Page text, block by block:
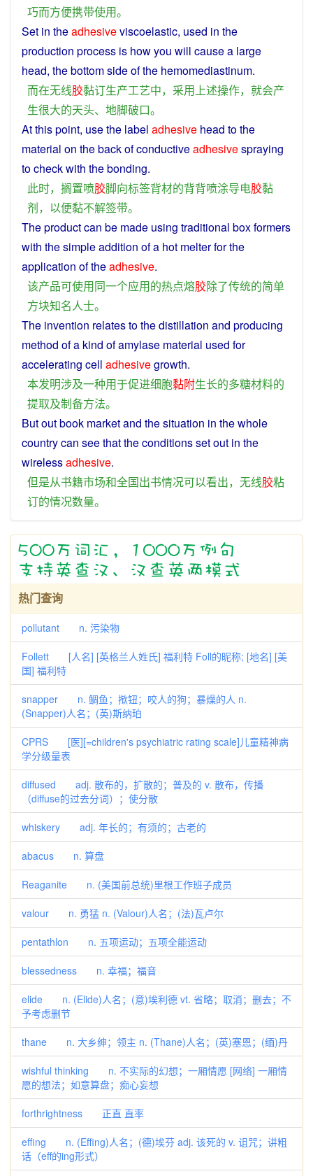
巧而方便携带使用。
Set in theadhesiveviscoelastic, used in the
production process is how you will cause a large
head, the bottomsideofthe hemomediastinum.
而在无线胶黏订生产工艺中， 采用上述操作， 就会产
生很大的天头、 地脚破口。
At thispoint, use the label adhesive head tothe
material on thebackofconductiveadhesivespraying
tocheckwith thebonding.
此时， 搁置喷胶脚向标签背材的背背喷涂导电胶黏
剂， 以便黏不解签带。
Theproductcan be made using traditional boxformers
with thesimpleaddition ofa hot melterfor the
application of theadhesive.
该产品可使用同一个应用的热点熔胶除了传统的简单
方块知名人士。
The invention relatesto thedistillation and producing
method ofa kind of amylase material used for
accelerating cell adhesivegrowth.
本发明涉及一种用于促进细胞黏附生长的多糖材料的
提取及制备方法。
Butoutbook marketand thesituation in the whole
country can see that the conditions set out in the
wirelessadhesive.
但是从书籍市场和全国出书情况可以看出， 无线胶粘
订的情况数量。
热门查询
pollutant n. 污染物
Follett [人名] [英格兰人姓氏] 福利特 Foll的昵称; [地名] [美
国] 福利特
snapper n. 鲷鱼；揿钮；咬人的狗；暴燥的人 n.
(Snapper)人名；(英)斯纳珀
CPRS [医][=children's psychiatric rating scale]儿童精神病
学分级量表
diffused adj. 散布的，扩散的；普及的 v. 散布，传播
（diffuse的过去分词）；使分散
whiskery adj. 年长的；有须的；古老的
abacus n. 算盘
Reaganite n. (美国前总统)里根工作班子成员
valour n. 勇猛 n. (Valour)人名；(法)瓦卢尔
pentathlon n. 五项运动；五项全能运动
blessedness n. 幸福；福音
elide n. (Elide)人名；(意)埃利德 vt. 省略；取消；删去；不
予考虑删节
thane n. 大乡绅；领主 n. (Thane)人名；(英)塞恩；(缅)丹
wishful thinking n. 不实际的幻想；一厢情愿 [网络] 一厢情
愿的想法；如意算盘；痴心妄想
forthrightness 正直 直率
effing n. (Effing)人名；(德)埃芬 adj. 该死的 v. 诅咒；讲粗
话（eff的ing形式）